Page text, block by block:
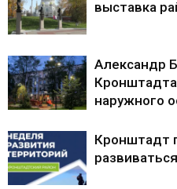
выставка
Александр
наружного
Кронштадт
развиваться